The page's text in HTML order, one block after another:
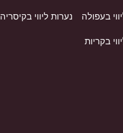
בעפולה נערות ליווי בקיסריה
בקריות